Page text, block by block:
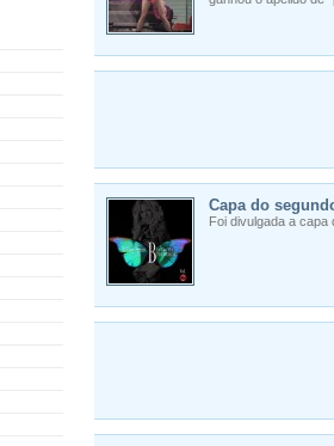
Capa do
Foi divulgada a capa